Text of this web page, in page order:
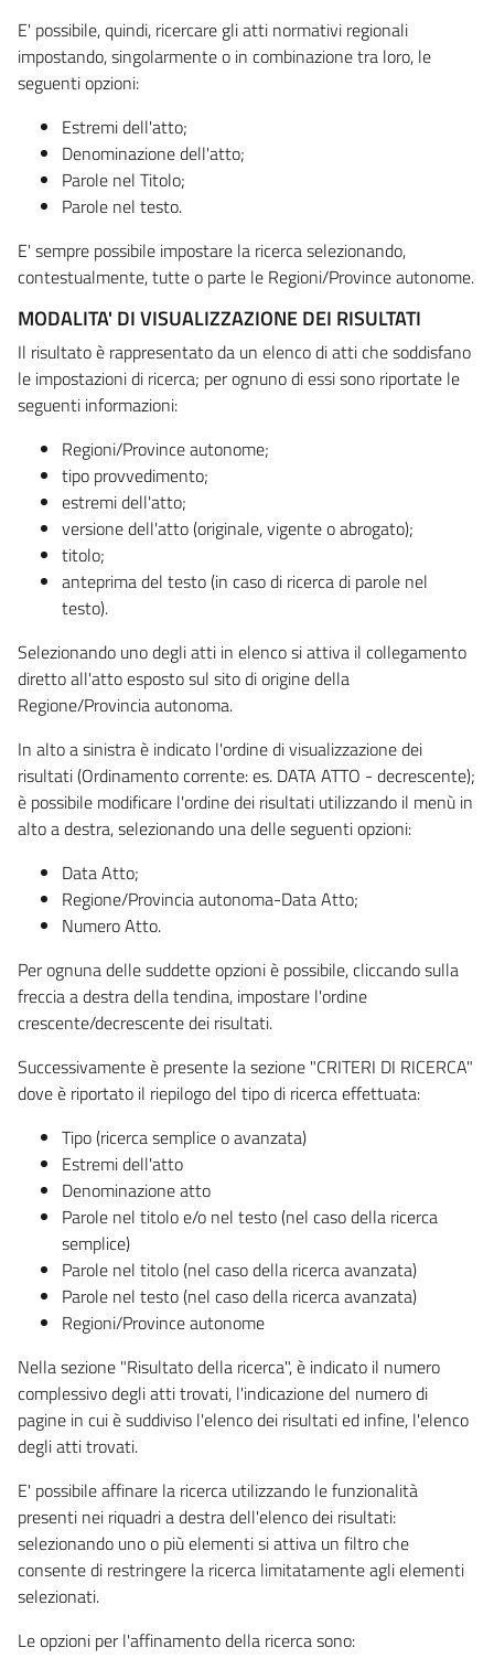
E' possibile, quindi, ricercare gli atti normativi regionali
impostando, singolarmente o in combinazione tra loro, le
seguenti opzioni:
Estremi dell'atto;
Denominazione dell'atto;
Parole nel Titolo;
Parole nel testo.
E' sempre possibile impostare la ricerca selezionando,
contestualmente, tutte o parte le Regioni/Province autonome.
MODALITA' DI VISUALIZZAZIONE DEI RISULTATI
Il risultato è rappresentato da un elenco di atti che soddisfano
le impostazioni di ricerca; per ognuno di essi sono riportate le
seguenti informazioni:
Regioni/Province autonome;
tipo provvedimento;
estremi dell'atto;
versione dell'atto (originale, vigente o abrogato);
titolo;
anteprima del testo (in caso di ricerca di parole nel
testo).
Selezionando uno degli atti in elenco si attiva il collegamento
diretto all'atto esposto sul sito di origine della
Regione/Provincia autonoma.
In alto a sinistra è indicato l'ordine di visualizzazione dei
risultati (Ordinamento corrente: es. DATA ATTO - decrescente);
è possibile modificare l'ordine dei risultati utilizzando il menù in
alto a destra, selezionando una delle seguenti opzioni:
Data Atto;
Regione/Provincia autonoma-Data Atto;
Numero Atto.
Per ognuna delle suddette opzioni è possibile, cliccando sulla
freccia a destra della tendina, impostare l'ordine
crescente/decrescente dei risultati.
Successivamente è presente la sezione "CRITERI DI RICERCA"
dove è riportato il riepilogo del tipo di ricerca effettuata:
Tipo (ricerca semplice o avanzata)
Estremi dell'atto
Denominazione atto
Parole nel titolo e/o nel testo (nel caso della ricerca
semplice)
Parole nel titolo (nel caso della ricerca avanzata)
Parole nel testo (nel caso della ricerca avanzata)
Regioni/Province autonome
Nella sezione "Risultato della ricerca", è indicato il numero
complessivo degli atti trovati, l'indicazione del numero di
pagine in cui è suddiviso l'elenco dei risultati ed infine, l'elenco
degli atti trovati.
E' possibile affinare la ricerca utilizzando le funzionalità
presenti nei riquadri a destra dell'elenco dei risultati:
selezionando uno o più elementi si attiva un filtro che
consente di restringere la ricerca limitatamente agli elementi
selezionati.
Le opzioni per l'affinamento della ricerca sono: